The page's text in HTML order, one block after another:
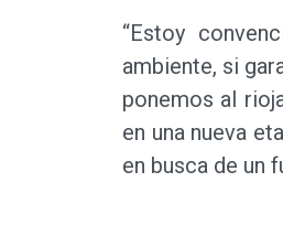
“Estoy
ambiente, si
ponemos al
en una nueva
en busca de un